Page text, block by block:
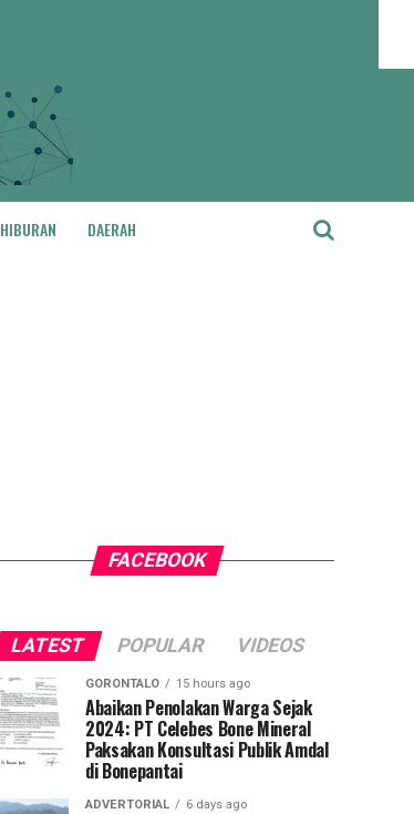
HIBURAN DAERAH
FACEBOOK
LATEST POPULAR VIDEOS
GORONTALO 15 hours ago
Abaikan Penolakan Warga Sejak
2024: PT Celebes Bone Mineral
Paksakan Konsultasi Publik Amdal
di Bonepantai
ADVERTORIAL 6 days ago